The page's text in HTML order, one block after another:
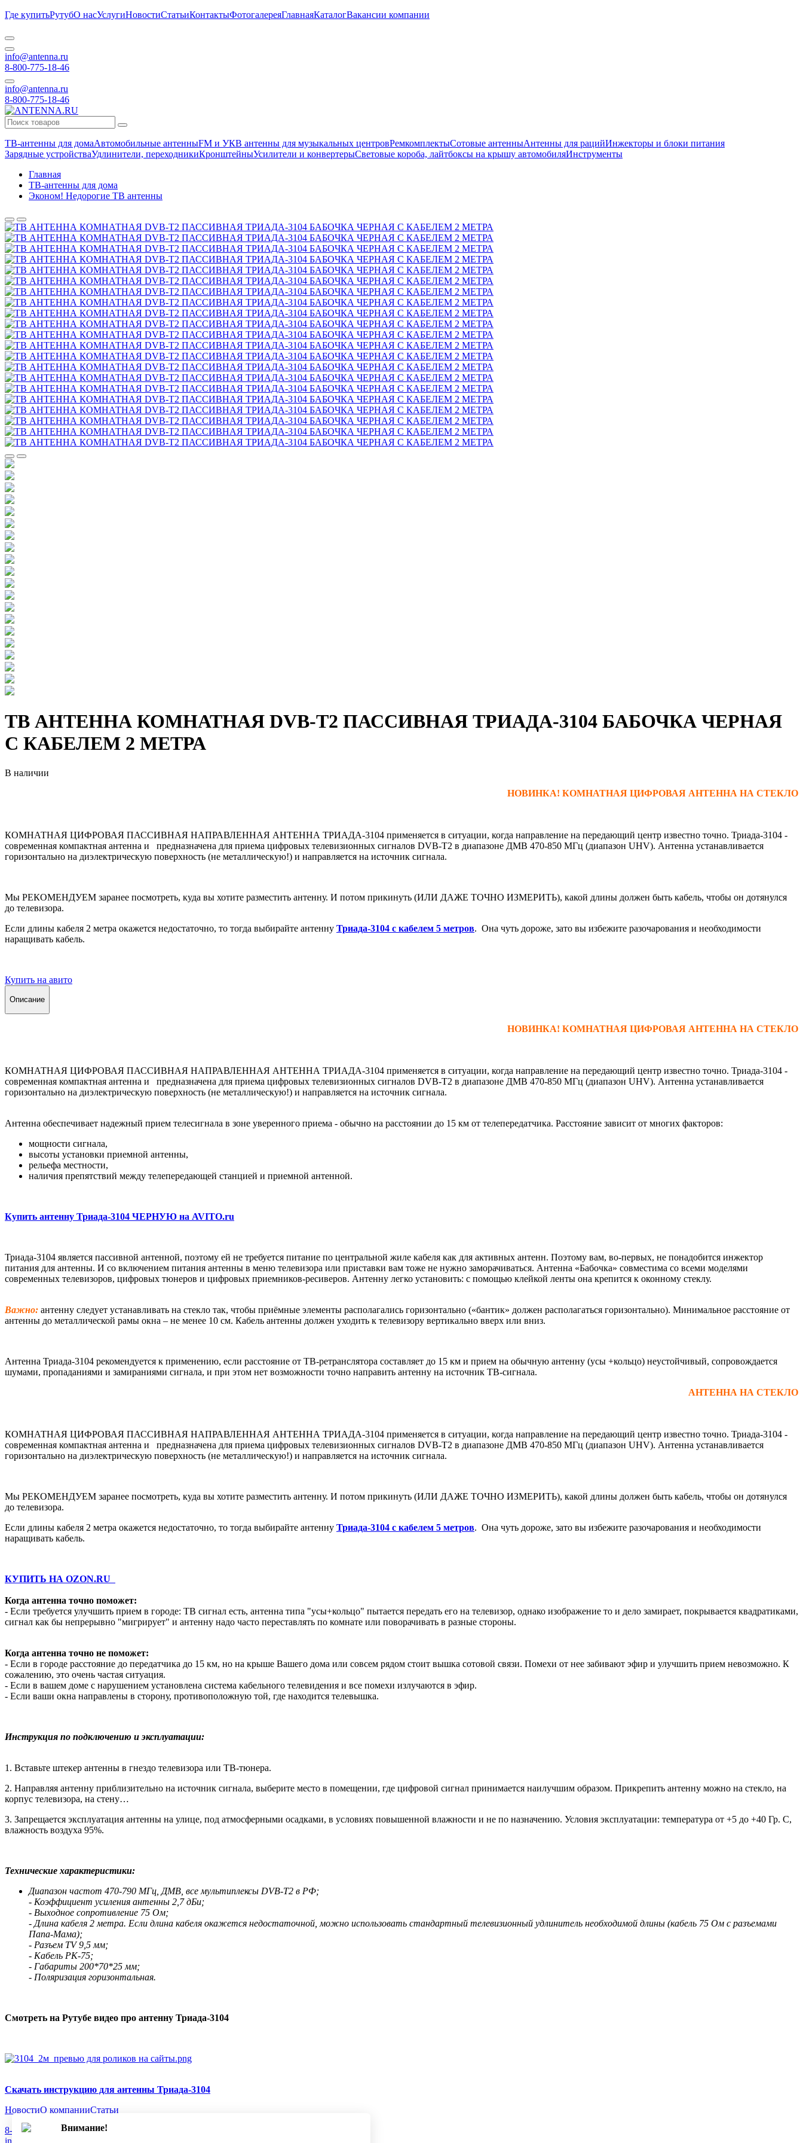
Где купитьРутубО насУслугиНовостиСтатьиКонтактыФотогалереяГлавнаяКаталогВакансии компании
info@antenna.ru
8-800-775-18-46
info@antenna.ru
8-800-775-18-46
ТВ-антенны для домаАвтомобильные антенныFM и УКВ антенны для музыкальных центровРемкомплектыСотовые антенныАнтенны для рацийИнжекторы и блоки питания
Зарядные устройстваУдлинители, переходникиКронштейныУсилители и конвертерыСветовые короба, лайтбоксы на крышу автомобиляИнструменты
Главная
ТВ-антенны для дома
Эконом! Недорогие ТВ антенны
ТВ АНТЕННА КОМНАТНАЯ DVB-T2 ПАССИВНАЯ ТРИАДА-3104 БАБОЧКА ЧЕРНАЯ
С КАБЕЛЕМ 2 МЕТРА
В наличии
НОВИНКА! КОМНАТНАЯ ЦИФРОВАЯ АНТЕННА НА СТЕКЛО
КОМНАТНАЯ ЦИФРОВАЯ ПАССИВНАЯ НАПРАВЛЕННАЯ АНТЕННА ТРИАДА-3104 применяется в ситуации, когда направление на передающий центр известно точно. Триада-3104 -
современная компактная антенна и предназначена для приема цифровых телевизионных сигналов DVB-T2 в диапазоне ДМВ 470-850 МГц (диапазон UHV). Антенна устанавливается
горизонтально на диэлектрическую поверхность (не металлическую!) и направляется на источник сигнала.
Мы РЕКОМЕНДУЕМ заранее посмотреть, куда вы хотите разместить антенну. И потом прикинуть (ИЛИ ДАЖЕ ТОЧНО ИЗМЕРИТЬ), какой длины должен быть кабель, чтобы он дотянулся
до телевизора.
Если длины кабеля 2 метра окажется недостаточно, то тогда выбирайте антенну Триада-3104 с кабелем 5 метров. Она чуть дороже, зато вы избежите разочарования и необходимости
наращивать кабель.
Купить на авито
Описание
НОВИНКА! КОМНАТНАЯ ЦИФРОВАЯ АНТЕННА НА СТЕКЛО
КОМНАТНАЯ ЦИФРОВАЯ ПАССИВНАЯ НАПРАВЛЕННАЯ АНТЕННА ТРИАДА-3104 применяется в ситуации, когда направление на передающий центр известно точно. Триада-3104 -
современная компактная антенна и предназначена для приема цифровых телевизионных сигналов DVB-T2 в диапазоне ДМВ 470-850 МГц (диапазон UHV). Антенна устанавливается
горизонтально на диэлектрическую поверхность (не металлическую!) и направляется на источник сигнала.
Антенна обеспечивает надежный прием телесигнала в зоне уверенного приема - обычно на расстоянии до 15 км от телепередатчика. Расстояние зависит от многих факторов:
мощности сигнала,
высоты установки приемной антенны,
рельефа местности,
наличия препятствий между телепередающей станцией и приемной антенной.
Купить антенну Триада-3104 ЧЕРНУЮ на AVITO.ru
Триада-3104 является пассивной антенной, поэтому ей не требуется питание по центральной жиле кабеля как для активных антенн. Поэтому вам, во-первых, не понадобится инжектор
питания для антенны. И со включением питания антенны в меню телевизора или приставки вам тоже не нужно заморачиваться. Антенна «Бабочка» совместима со всеми моделями
современных телевизоров, цифровых тюнеров и цифровых приемников-ресиверов. Антенну легко установить: с помощью клейкой ленты она крепится к оконному стеклу.
Важно: антенну следует устанавливать на стекло так, чтобы приёмные элементы располагались горизонтально («бантик» должен располагаться горизонтально). Минимальное расстояние от
антенны до металлической рамы окна – не менее 10 см. Кабель антенны должен уходить к телевизору вертикально вверх или вниз.
Антенна Триада-3104 рекомендуется к применению, если расстояние от ТВ-ретранслятора составляет до 15 км и прием на обычную антенну (усы +кольцо) неустойчивый, сопровождается
шумами, пропаданиями и замираниями сигнала, и при этом нет возможности точно направить антенну на источник ТВ-сигнала.
АНТЕННА НА СТЕКЛО
КОМНАТНАЯ ЦИФРОВАЯ ПАССИВНАЯ НАПРАВЛЕННАЯ АНТЕННА ТРИАДА-3104 применяется в ситуации, когда направление на передающий центр известно точно. Триада-3104 -
современная компактная антенна и предназначена для приема цифровых телевизионных сигналов DVB-T2 в диапазоне ДМВ 470-850 МГц (диапазон UHV). Антенна устанавливается
горизонтально на диэлектрическую поверхность (не металлическую!) и направляется на источник сигнала.
Мы РЕКОМЕНДУЕМ заранее посмотреть, куда вы хотите разместить антенну. И потом прикинуть (ИЛИ ДАЖЕ ТОЧНО ИЗМЕРИТЬ), какой длины должен быть кабель, чтобы он дотянулся
до телевизора.
Если длины кабеля 2 метра окажется недостаточно, то тогда выбирайте антенну Триада-3104 с кабелем 5 метров. Она чуть дороже, зато вы избежите разочарования и необходимости
наращивать кабель.
КУПИТЬ НА OZON.RU
Когда антенна точно поможет:
- Если требуется улучшить прием в городе: ТВ сигнал есть, антенна типа "усы+кольцо" пытается передать его на телевизор, однако изображение то и дело замирает, покрывается квадратиками,
сигнал как бы непрерывно "мигрирует" и антенну надо часто переставлять по комнате или поворачивать в разные стороны.
Когда антенна точно не поможет:
- Если в городе расстояние до передатчика до 15 км, но на крыше Вашего дома или совсем рядом стоит вышка сотовой связи. Помехи от нее забивают эфир и улучшить прием невозможно. К
сожалению, это очень частая ситуация.
- Если в вашем доме с нарушением установлена система кабельного телевидения и все помехи излучаются в эфир.
- Если ваши окна направлены в сторону, противоположную той, где находится телевышка.
Инструкция по подключению и эксплуатации:
1. Вставьте штекер антенны в гнездо телевизора или ТВ-тюнера.
2. Направляя антенну приблизительно на источник сигнала, выберите место в помещении, где цифровой сигнал принимается наилучшим образом. Прикрепить антенну можно на стекло, на
корпус телевизора, на стену…
3. Запрещается эксплуатация антенны на улице, под атмосферными осадками, в условиях повышенной влажности и не по назначению. Условия эксплуатации: температура от +5 до +40 Гр. С,
влажность воздуха 95%.
Технические характеристики:
Диапазон частот 470-790 МГц, ДМВ, все мультиплексы DVB-T2 в РФ;
- Коэффициент усиления антенны 2,7 дБи;
- Выходное сопротивление 75 Ом;
- Длина кабеля 2 метра. Если длина кабеля окажется недостаточной, можно использовать стандартный телевизионный удлинитель необходимой длины (кабель 75 Ом с разъемами
Папа-Мама);
- Разъем TV 9,5 мм;
- Кабель РК-75;
- Габариты 200*70*25 мм;
- Поляризация горизонтальная.
Смотреть на Рутубе видео про антенну Триада-3104
Скачать инструкцию для антенны Триада-3104
НовостиО компанииСтатьи
8-800-775-18-46
info@antenna.ru
Внимание!